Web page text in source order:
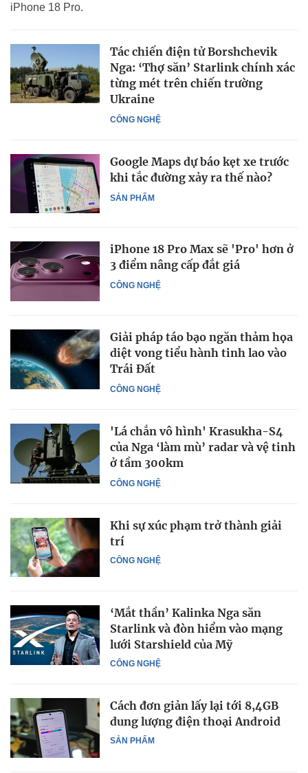
iPhone 18 Pro.
CÔNG NGHỆ
Tác chiến điện tử Borshchevik
Nga: ‘Thợ săn’ Starlink chính xác
từng mét trên chiến trường
Ukraine
SẢN PHẨM
Google Maps dự báo kẹt xe trước
khi tắc đường xảy ra thế nào?
CÔNG NGHỆ
iPhone 18 Pro Max sẽ 'Pro' hơn ở
3 điểm nâng cấp đắt giá
CÔNG NGHỆ
Giải pháp táo bạo ngăn thảm họa
diệt vong tiểu hành tinh lao vào
Trái Đất
CÔNG NGHỆ
'Lá chắn vô hình' Krasukha-S4
của Nga ‘làm mù’ radar và vệ tinh
ở tầm 300km
CÔNG NGHỆ
Khi sự xúc phạm trở thành giải
trí
CÔNG NGHỆ
‘Mắt thần’ Kalinka Nga săn
Starlink và đòn hiểm vào mạng
lưới Starshield của Mỹ
SẢN PHẨM
Cách đơn giản lấy lại tới 8,4GB
dung lượng điện thoại Android